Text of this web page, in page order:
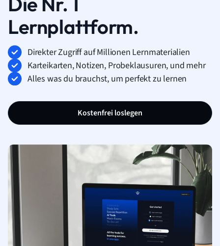
Lernplattform.
Direkter Zugriff auf Millionen Lernmaterialien
Karteikarten, Notizen, Probeklausuren, und mehr
Alles was du brauchst, um perfekt zu lernen
Kostenfrei loslegen